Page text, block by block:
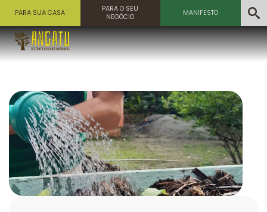
PARA SUA CASA
PARA O SEU
NEGÓCIO
MANIFESTO